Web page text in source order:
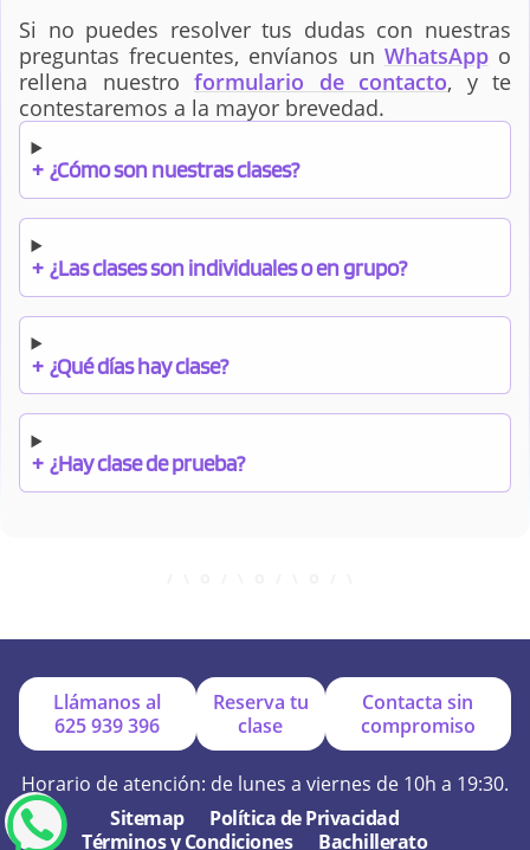
Si no puedes resolver tus dudas con nuestras
preguntas frecuentes, envíanos un WhatsAppo
rellena nuestro formulario de contacto, y te
contestaremos a la mayor brevedad.
+ ¿Cómo son nuestras clases?
+ ¿Las clases son individuales o en grupo?
+ ¿Qué días hay clase?
+ ¿Hay clase de prueba?
+ ¿Por qué online?
Llámanos al
625 939 396
Reserva tu
clase
Contacta sin
compromiso
Horario de atención: de lunes a viernes de 10h a 19:30.
Sitemap
Política de Privacidad
Términos y Condiciones
Bachillerato